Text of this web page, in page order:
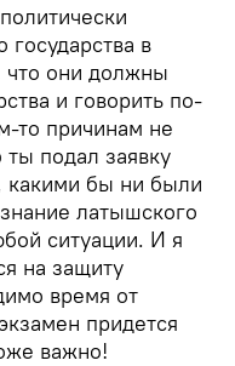
государства в
что они должны
и говорить по-
то причинам не
подал заявку
какими бы ни были
латышского
ситуации. И я
на защиту
время от
придется
важно!